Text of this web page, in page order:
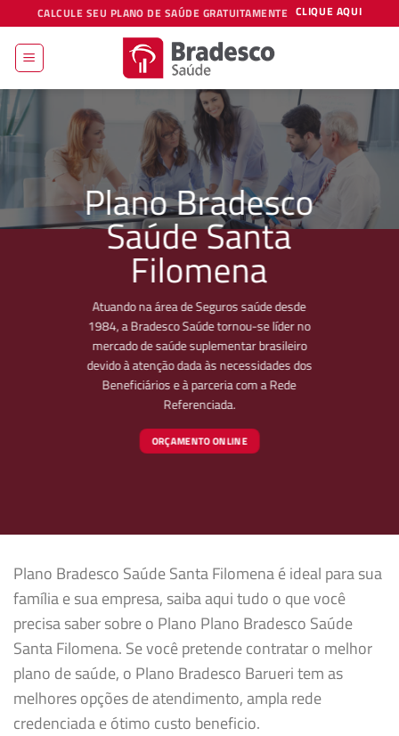
to
content
CALCULE SEU PLANO DE SAÚDE GRATUITAMENTE CLIQUE AQUI
Plano Bradesco
Saúde Santa
Filomena
Atuando na área de Seguros saúde desde
1984, a Bradesco Saúde tornou-se líder no
mercado de saúde suplementar brasileiro
devido à atenção dada às necessidades dos
Beneficiários e à parceria com a Rede
Referenciada.
ORÇAMENTO ONLINE
Plano Bradesco Saúde Santa Filomena é ideal para sua
família e sua empresa, saiba aqui tudo o que você
precisa saber sobre o Plano Plano Bradesco Saúde
Santa Filomena. Se você pretende contratar o melhor
plano de saúde, o Plano Bradesco Barueri tem as
melhores opções de atendimento, ampla rede
credenciada e ótimo custo beneficio.